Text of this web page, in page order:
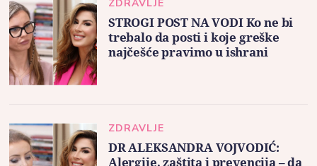
ZDRAVLJE
STROGI POST NA VODI Ko ne bi
trebalo da posti i koje greške
najčešće pravimo u ishrani
ZDRAVLJE
DR ALEKSANDRA VOJVODIĆ:
Alergije, zaštita i prevencija – da